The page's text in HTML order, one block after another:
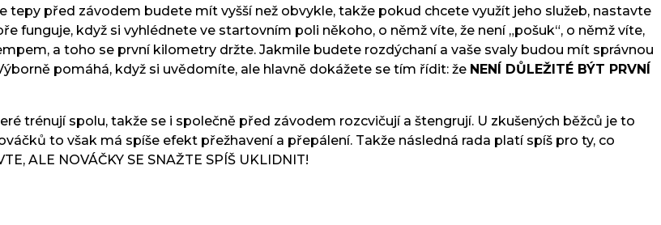
před závodem budete mít vyšší než obvykle, takže pokud chcete využít jeho služeb, nastavte
funguje, když si vyhlédnete ve startovním poli někoho, o němž víte, že není „pošuk“, o němž víte,
a toho se první kilometry držte. Jakmile budete rozdýchaní a vaše svaly budou mít správnou
pomáhá, když si uvědomíte, ale hlavně dokážete se tím řídit: že NENÍ DŮLEŽITÉ BÝT PRVNÍ
trénují spolu, takže se i společně před závodem rozcvičují a štengrují. U zkušených běžců je to
to však má spíše efekt přežhavení a přepálení. Takže následná rada platí spíš pro ty, co
ALE NOVÁČKY SE SNAŽTE SPÍŠ UKLIDNIT!